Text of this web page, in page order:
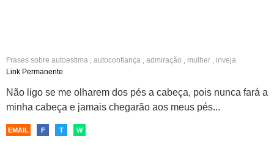
Frases sobre autoestima , autoconfiança , admiração , mulher , inveja
Link Permanente
Não ligo se me olharem dos pés a cabeça, pois nunca fará a
minha cabeça e jamais chegarão aos meus pés...
EMAIL F T W